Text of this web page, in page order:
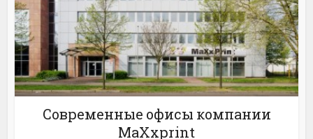
Современные офисы компании
MaXxprint